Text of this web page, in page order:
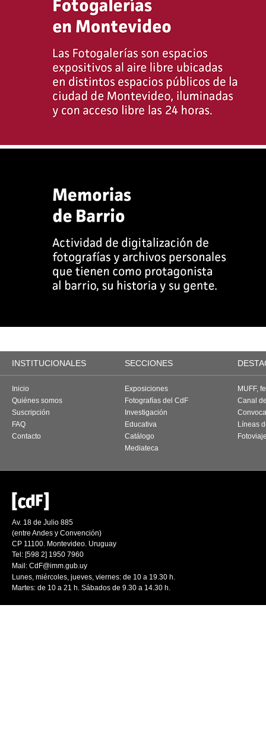
INSTITUCIONALES SECCIONES
Inicio
Quiénes somos
Suscripción
FAQ
Contacto
Exposiciones
Fotografías del CdF
Investigación
Educativa
Catálogo
Mediateca
MUFF,
Canal
Líneas
Av. 18 de Julio 885
(entre Andes y Convención)
CP 11100. Montevideo. Uruguay
Tel: [598 2] 1950 7960
Mail: CdF@imm.gub.uy
Lunes, miércoles, jueves, viernes: de 10 a 19.30 h.
Martes: de 10 a 21 h. Sábados de 9.30 a 14.30 h.